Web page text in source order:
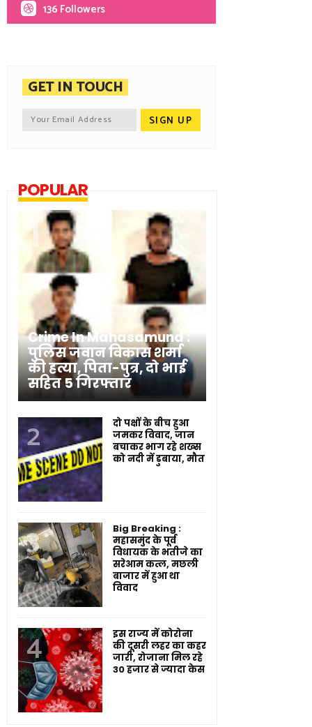
136 Followers
GET IN TOUCH
POPULAR
Crime In Mahasamund :
पुलिस जवान विकास शर्मा
की हत्या, पिता-पुत्र, दो भाई
सहित 5 गिरफ्तार
दो पक्षों के बीच हुआ
जमकर विवाद, जान
बचाकर भाग रहे शख्स
को नदी में डुबाया, मौत
Big Breaking :
महासमुंद के पूर्व
विधायक के भतीजे का
सरेआम कत्ल, मछली
बाजार में हुआ था
विवाद
इस राज्य में कोरोना
की दूसरी लहर का कहर
जारी, रोजाना मिल रहे
30 हजार से ज्यादा केस